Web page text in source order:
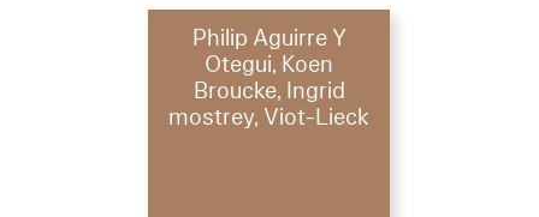
Philip Aguirre Y
Otegui, Koen
Broucke, Ingrid
mostrey, Viot-Lieck